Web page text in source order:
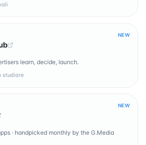
NEW
learn, decide, launch.
studiare
NEW
· handpicked monthly by the G.Media